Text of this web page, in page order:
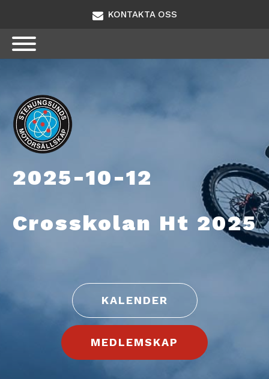
KONTAKTA OSS
2025-10-12
Crosskolan Ht 2025
KALENDER
MEDLEMSKAP